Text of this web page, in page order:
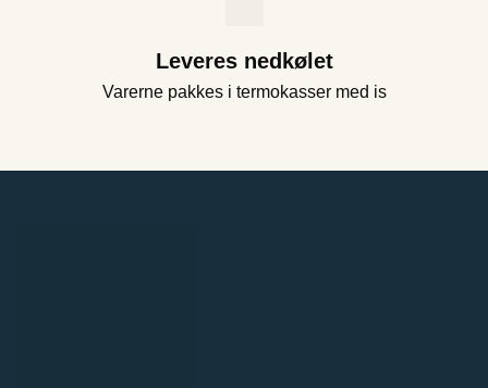
Leveres nedkølet
Varerne pakkes i termokasser med is